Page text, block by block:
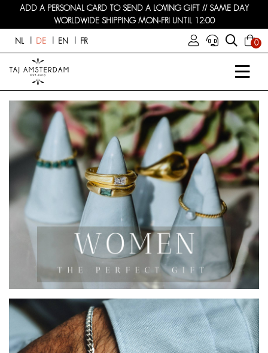
ADD A PERSONAL CARD TO SEND A LOVING GIFT // SAME DAY
WORLDWIDE SHIPPING MON-FRI UNTIL 12:00
NL DE EN FR 0